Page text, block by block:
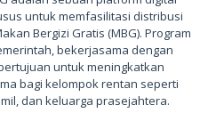
untuk memfasilitasi distribusi
Bergizi Gratis (MBG). Program
bekerjasama dengan
untuk meningkatkan
bagi kelompok rentan seperti
dan keluarga prasejahtera.